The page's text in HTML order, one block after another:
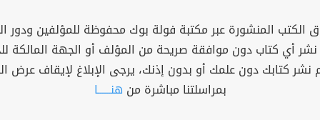
الكتب المنشورة عبر مكتبة فولة بوك محفوظة للمؤلفين ودور
نشر أي كتاب دون موافقة صريحة من المؤلف أو الجهة المالكة
نشر كتابك دون علمك أو بدون إذنك، يرجى الإبلاغ لإيقاف عرض
بمراسلتنا مباشرة من هنــــــا